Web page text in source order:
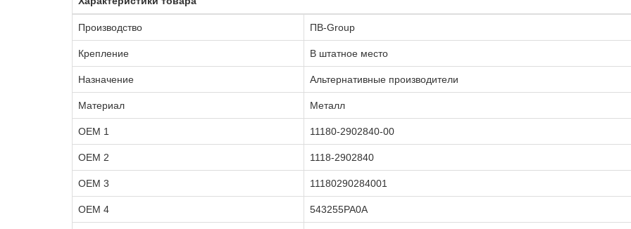
Производство ПВ-Group
Крепление В штатное место
Назначение Альтернативные производители
Материал Металл
OEM 1 11180-2902840-00
OEM 2 1118-2902840
OEM 3 11180290284001
OEM 4 543255PA0A